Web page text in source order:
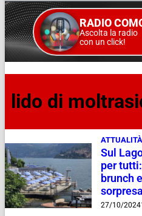
RADIO
Ascolta la radio
con un click!
lido di
ATTUALITÀ
Sul
per
brunch
27/10/2024